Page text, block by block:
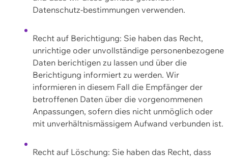
Datenschutz-bestimmungen verwenden.
Recht auf Berichtigung: Sie haben das Recht,
unrichtige oder unvollständige personenbezogene
Daten berichtigen zu lassen und über die
Berichtigung informiert zu werden. Wir
informieren in diesem Fall die Empfänger der
betroffenen Daten über die vorgenommenen
Anpassungen, sofern dies nicht unmöglich oder
mit unverhältnismässigem Aufwand verbunden ist.
Recht auf Löschung: Sie haben das Recht, dass